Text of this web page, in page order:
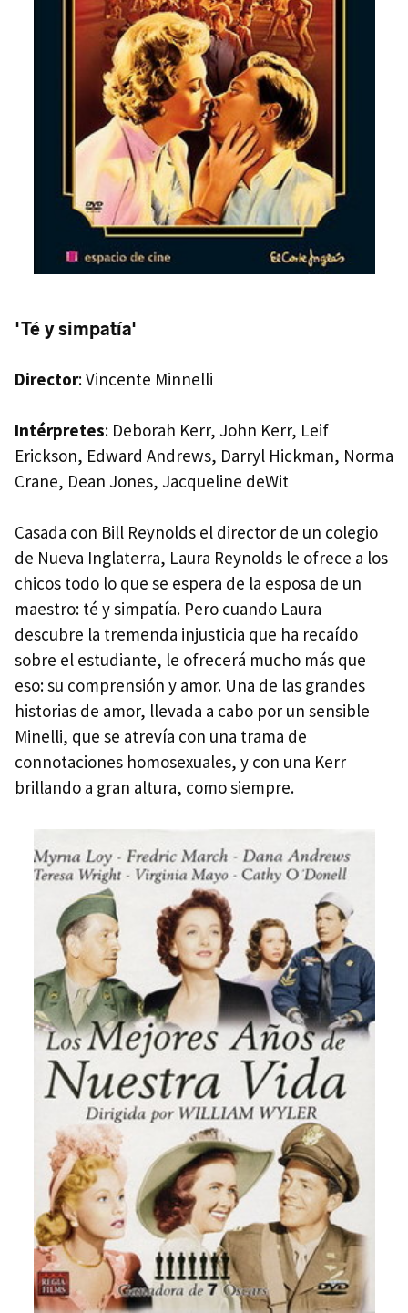
'Té y simpatía'
Director: Vincente Minnelli
Intérpretes: Deborah Kerr, John Kerr, Leif
Erickson, Edward Andrews, Darryl Hickman, Norma
Crane, Dean Jones, Jacqueline deWit
Casada con Bill Reynolds el director de un colegio
de Nueva Inglaterra, Laura Reynolds le ofrece a los
chicos todo lo que se espera de la esposa de un
maestro: té y simpatía. Pero cuando Laura
descubre la tremenda injusticia que ha recaído
sobre el estudiante, le ofrecerá mucho más que
eso: su comprensión y amor. Una de las grandes
historias de amor, llevada a cabo por un sensible
Minelli, que se atrevía con una trama de
connotaciones homosexuales, y con una Kerr
brillando a gran altura, como siempre.